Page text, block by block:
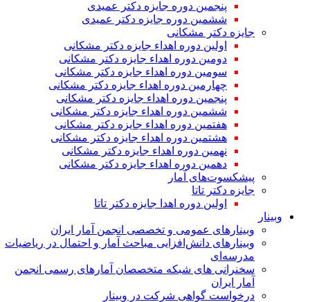
پنجمین دوره جایزه دکتر عمیدی
ششمین دوره جایزه دکتر عمیدی
جایزه دکتر مشکانی
اولین دوره اهداء جایزه دکتر مشکانی
دومین دوره اهداء جایزه دکتر مشکانی
سومین دوره اهداء جایزه دکتر مشکانی
چهارمین دوره اهداء جایزه دکتر مشکانی
پنجمین دوره اهداء جایزه دکتر مشکانی
ششمین دوره اهداء جایزه دکتر مشکانی
هفتمین دوره اهداء جایزه دکتر مشکانی
هشتمین دوره اهداء جایزه دکتر مشکانی
نهمین دوره اهداء جایزه دکتر مشکانی
دهمین دوره اهداء جایزه دکتر مشکانی
پیشکسوت‌های آمار
جایزه دکتر تاتا
اولین دوره اهدا جایزه دکتر تاتا
وبینار
وبینارهای عمومی و تخصصی انجمن آمار ایران
وبینارهای دانش‌افزایی مباحث آمار و احتمال در ریاضیات
مدرسه‌ای
سخنرانی های شبکه متخصصان آمارهای رسمی انجمن
آمار ایران
درخواست گواهی شرکت در وبینار